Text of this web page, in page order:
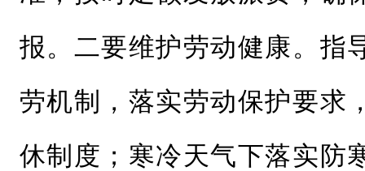
报。二要维护劳动健康。指
劳机制，落实劳动保护要求
休制度；寒冷天气下落实防